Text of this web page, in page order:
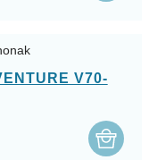
V70-